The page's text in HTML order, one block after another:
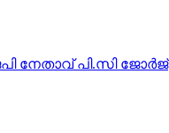
നേതാവ് പി.സി ജോര്‍ജ്